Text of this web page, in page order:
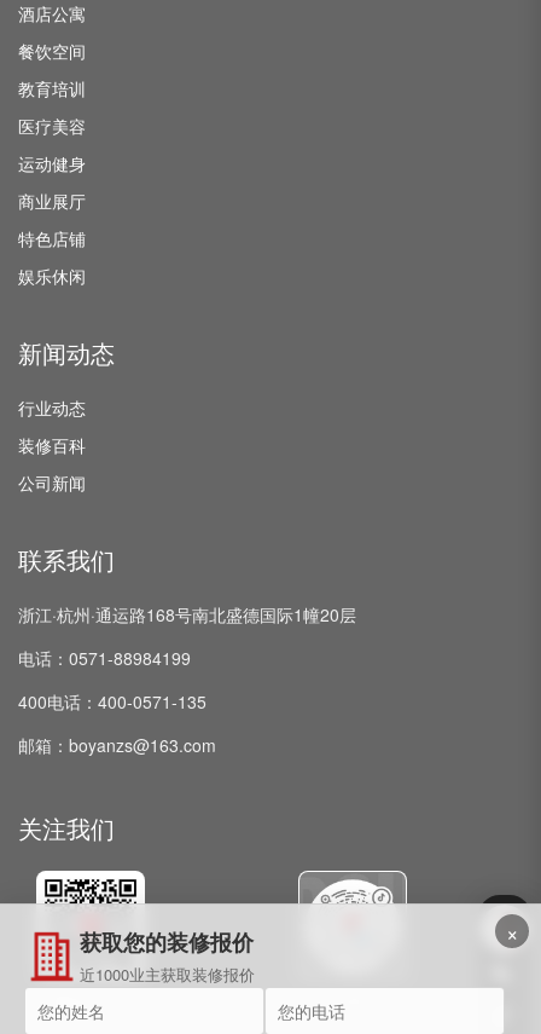
酒店公寓
餐饮空间
教育培训
医疗美容
运动健身
商业展厅
特色店铺
娱乐休闲
新闻动态
行业动态
装修百科
公司新闻
联系我们
浙江·杭州·通运路168号南北盛德国际1幢20层
电话：0571-88984199
400电话：400-0571-135
邮箱：boyanzs@163.com
关注我们
微信公众号 抖音
获取您的装修报价
近1000业主获取装修报价
×